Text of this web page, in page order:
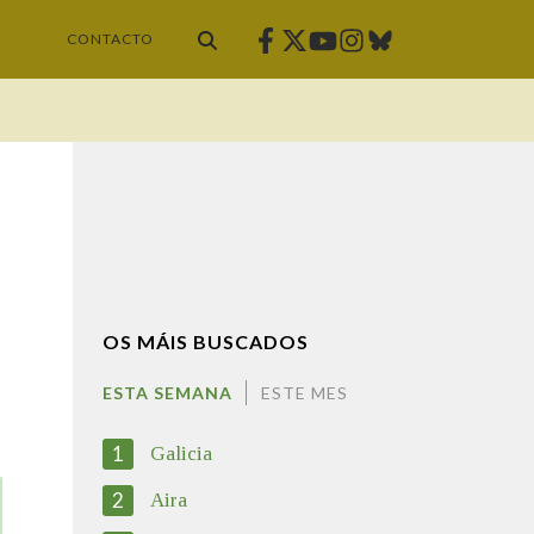
CONTACTO Facebook
Twitter
Youtube
Instagram
Bluesky
OS MÁIS BUSCADOS
ESTA SEMANA ESTE MES
1 Galicia
2 Aira